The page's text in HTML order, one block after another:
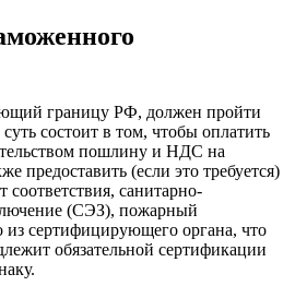
границу РФ, должен пройти
состоит в том, чтобы оплатить
пошлину и НДС на
предоставить (если это требуется)
соответствия, санитарно-
(СЭЗ), пожарный
из сертифицирующего органа, что
обязательной сертификации